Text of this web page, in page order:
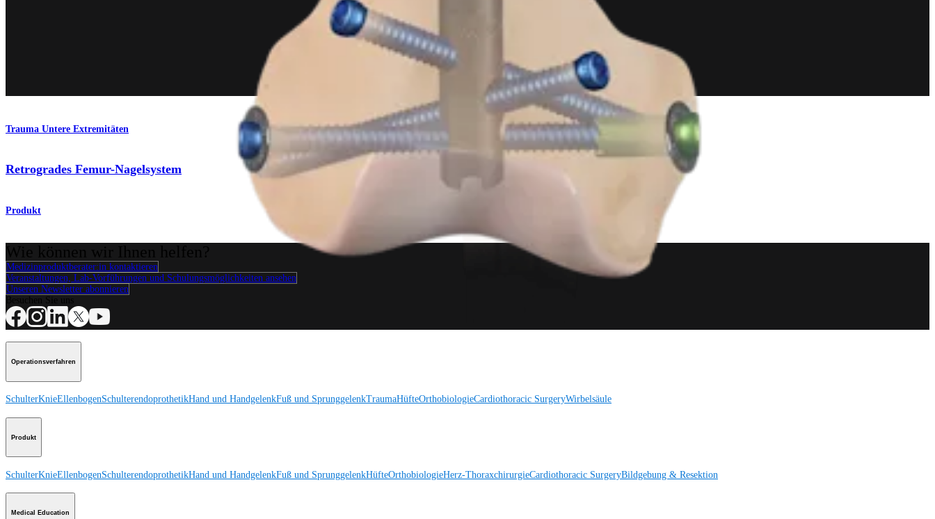
Trauma Untere Extremitäten
Retrogrades Femur-Nagelsystem
Produkt
Medizinproduktberater:in kontaktieren
Veranstaltungen, Lab-Vorführungen und Schulungsmöglichkeiten ansehen
Unseren Newsletter abonnieren
Operationsverfahren
SchulterKnieEllenbogenSchulterendoprothetikHand und HandgelenkFuß und SprunggelenkTraumaHüfteOrthobiologieCardiothoracic SurgeryWirbelsäule
Produkt
SchulterKnieEllenbogenSchulterendoprothetikHand und HandgelenkFuß und SprunggelenkHüfteOrthobiologieHerz-ThoraxchirurgieCardiothoracic SurgeryBildgebung & Resektion
Medical Education